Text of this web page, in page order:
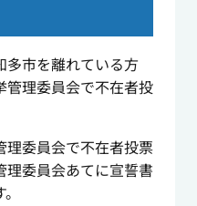
市を離れている方
管理委員会で不在者投
委員会で不在者投票
理委員会あてに宣誓書